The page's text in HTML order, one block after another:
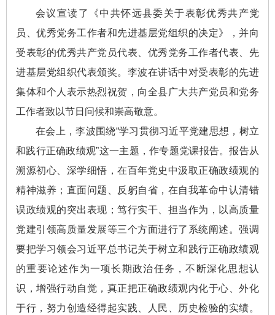
会议宣读了《中共怀远县委关于表彰优秀共产党
员、优秀党务工作者和先进基层党组织的决定》，并向
受表彰的优秀共产党员代表、优秀党务工作者代表、先
进基层党组织代表颁奖。李波在讲话中对受表彰的先进
集体和个人表示热烈祝贺，向全县广大共产党员和党务
工作者致以节日问候和崇高敬意。
在会上，李波围绕“学习贯彻习近平党建思想，树立
和践行正确政绩观”这一主题，作专题党课报告。报告从
溯源初心、深学细悟，在百年党史中汲取正确政绩观的
精神滋养；直面问题、反躬自省，在自我革命中认清错
误政绩观的突出表现；笃行实干、担当作为，以高质量
党建引领高质量发展等三个方面进行了系统阐述。强调
要把学习领会习近平总书记关于树立和践行正确政绩观
的重要论述作为一项长期政治任务，不断深化思想认
识，增强行动自觉，真正把正确政绩观内化于心、外化
于行，努力创造经得起实践、人民、历史检验的实绩。